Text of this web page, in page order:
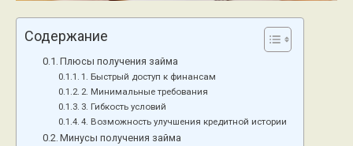
Содержание
Плюсы получения займа
1. Быстрый доступ к финансам
2. Минимальные требования
3. Гибкость условий
4. Возможность улучшения кредитной истории
Минусы получения займа